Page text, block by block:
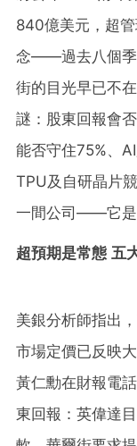
840億美元，超
念——過去八個季
街的目光早已不
謎：股東回報會
能否守住75%、
TPU及自研晶片
一間公司——它是
超預期是常態 五
美銀分析師指出
市場定價已反映
黃仁勳在財報電
東回報：英偉達